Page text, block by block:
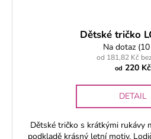
Dětské tričko
Na dotaz
od 181,82 Kč
od 220 Kč
DETAIL
Dětské tričko s krátkými rukávy
podkladě krásný letní motiv.